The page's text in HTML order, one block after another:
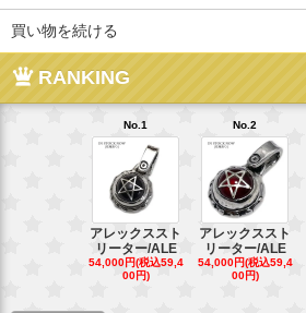
買い物を続ける
RANKING
No.1
アレックススト
リーター/ALE
54,000円(税込59,4
00円)
No.2
アレックススト
リーター/ALE
54,000円(税込59,4
00円)